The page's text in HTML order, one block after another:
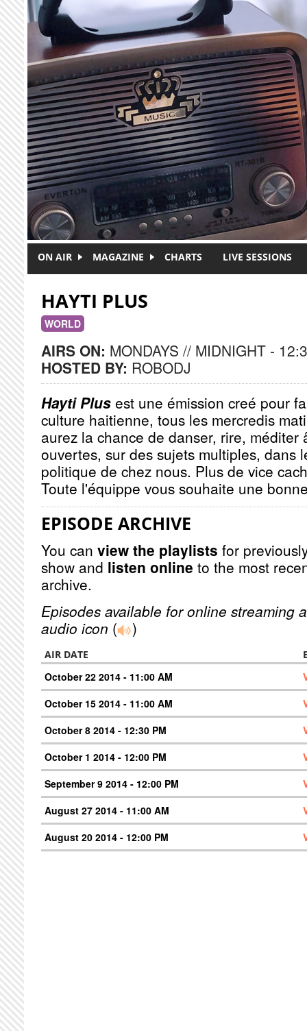
Skip to main content
ON AIR MAGAZINE CHARTS LIVE SESSIONS
HAYTI PLUS
WORLD
AIRS ON: MONDAYS // MIDNIGHT -
HOSTED BY: ROBODJ
Hayti Plus est une émission creé pour
culture haitienne, tous les mercredis
aurez la chance de danser, rire, méditer
ouvertes, sur des sujets multiples, dans
politique de chez nous. Plus de vice
Toute l'équippe vous souhaite une
EPISODE ARCHIVE
You can view the playlists for
show and listen online to the most
archive.
Episodes available for online streaming
audio icon ( )
AIR DATE
October 22 2014 - 11:00 AM
October 15 2014 - 11:00 AM
October 8 2014 - 12:30 PM
October 1 2014 - 12:00 PM
September 9 2014 - 12:00 PM
August 27 2014 - 11:00 AM
August 20 2014 - 12:00 PM